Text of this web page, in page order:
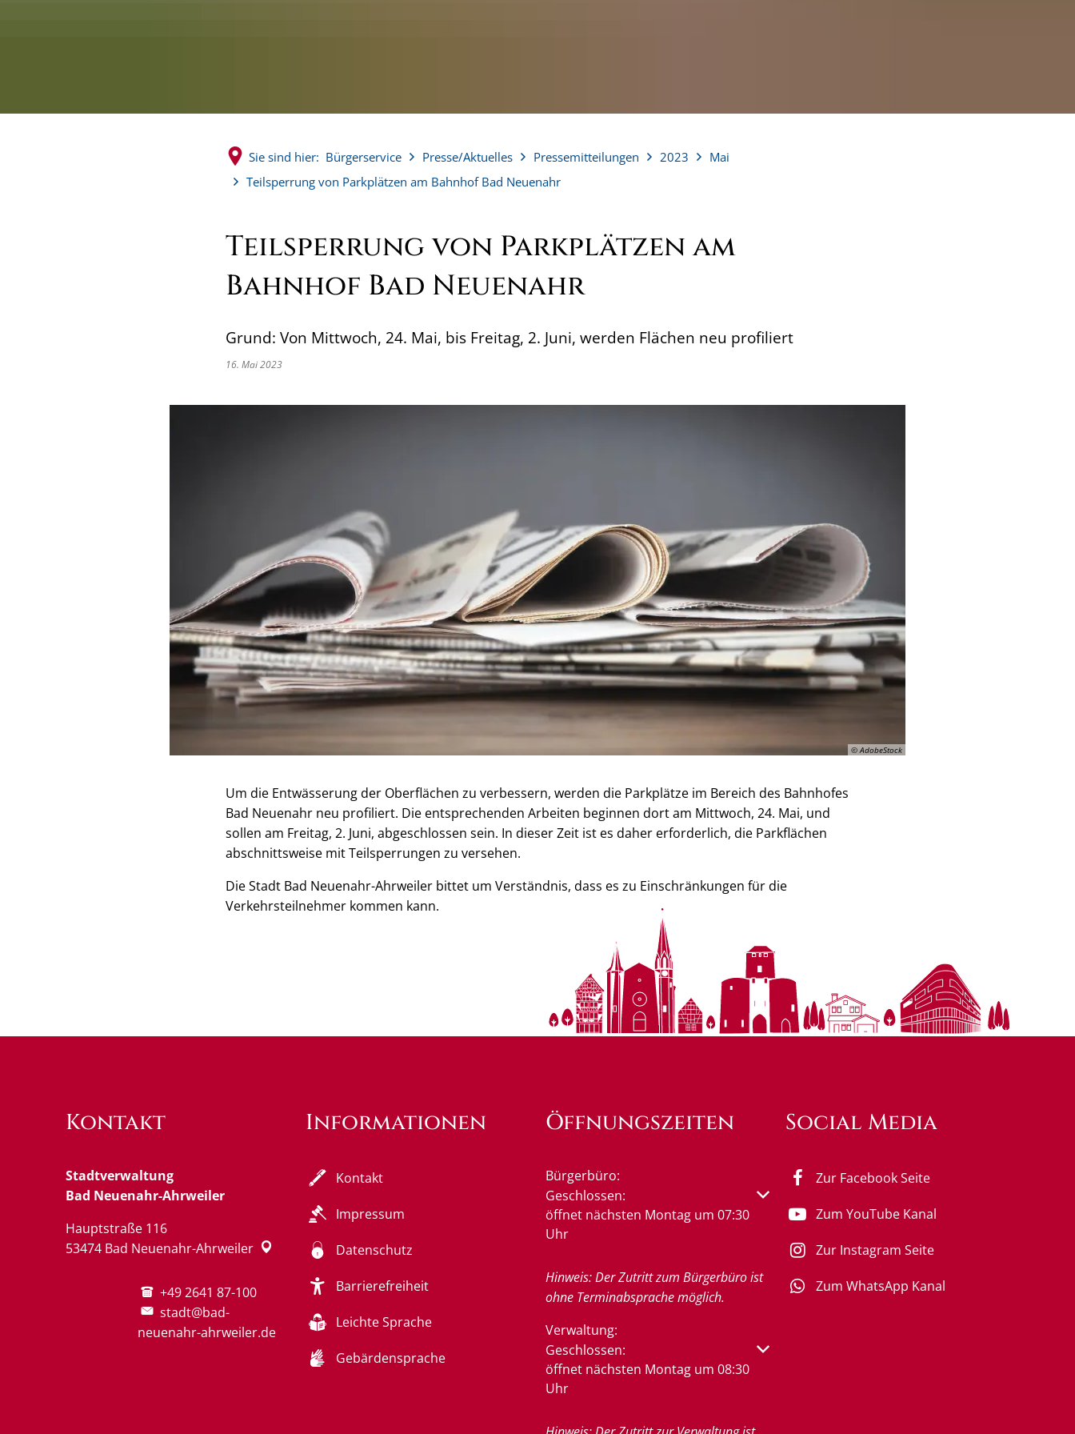
Sie sind hier: Bürgerservice Presse/Aktuelles Pressemitteilungen 2023
Mai
Teilsperrung von Parkplätzen am Bahnhof Bad Neuenahr
Teilsperrung von Parkplätzen am
Bahnhof Bad Neuenahr
Grund: Von Mittwoch, 24. Mai, bis Freitag, 2. Juni, werden Flächen neu profiliert
16. Mai 2023
© AdobeStock
Um die Entwässerung der Oberflächen zu verbessern, werden die Parkplätze im Bereich des Bahnhofes
Bad Neuenahr neu profiliert. Die entsprechenden Arbeiten beginnen dort am Mittwoch, 24. Mai, und
sollen am Freitag, 2. Juni, abgeschlossen sein. In dieser Zeit ist es daher erforderlich, die Parkflächen
abschnittsweise mit Teilsperrungen zu versehen.
Die Stadt Bad Neuenahr-Ahrweiler bittet um Verständnis, dass es zu Einschränkungen für die
Verkehrsteilnehmer kommen kann.
Kontakt
Stadtverwaltung
Bad Neuenahr-Ahrweiler
Hauptstraße 116
53474 Bad Neuenahr-Ahrweiler
+49 2641 87-100
stadt@bad-
neuenahr-ahrweiler.de
Informationen
Kontakt
Impressum
Datenschutz
Barrierefreiheit
Leichte Sprache
Gebärdensprache
Öffnungszeiten
Bürgerbüro:
Klicken, um weitere Öffnungs- oder Schließzeiten auszublenden
Geschlossen:
öffnet nächsten Montag um 07:30
Uhr
Hinweis: Der Zutritt zum Bürgerbüro ist
ohne Terminabsprache möglich.
Verwaltung:
Klicken, um weitere Öffnungs- oder Schließzeiten auszublenden
Geschlossen:
öffnet nächsten Montag um 08:30
Uhr
Social Media
Zur Facebook Seite
Zum YouTube Kanal
Zur Instagram Seite
Zum WhatsApp Kanal